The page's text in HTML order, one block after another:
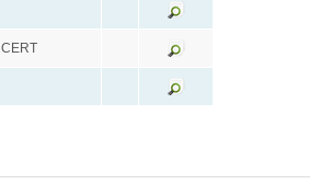
CERT